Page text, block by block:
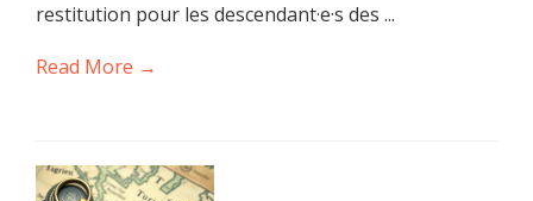
restitution pour les descendant·e·s des ...
Read More →